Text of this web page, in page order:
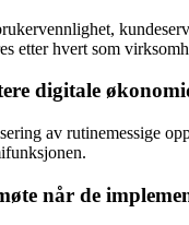
etter hvert som
digitale
av rutinemessige
når de